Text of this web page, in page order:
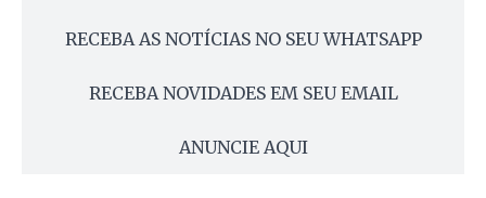
RECEBA AS NOTÍCIAS NO SEU WHATSAPP
RECEBA NOVIDADES EM SEU EMAIL
ANUNCIE AQUI